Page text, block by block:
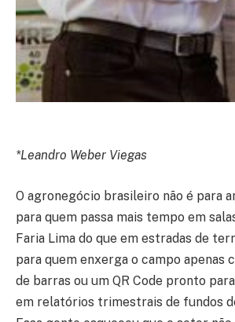
*Leandro Weber Viegas
O agronegócio brasileiro não é para
para quem passa mais tempo em
Faria Lima do que em estradas de
para quem enxerga o campo apenas
de barras ou um QR Code pronto
em relatórios trimestrais de fundos